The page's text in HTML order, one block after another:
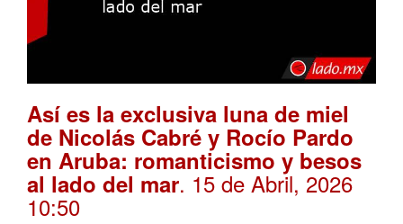
Así es la exclusiva luna de miel
de Nicolás Cabré y Rocío Pardo
en Aruba: romanticismo y besos
al lado del mar. 15 de Abril, 2026
10:50